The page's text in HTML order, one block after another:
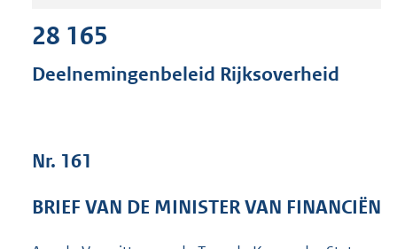
d
s
e
28 165
Deelnemingenbeleid Rijksoverheid
Nr. 161
BRIEF VAN DE MINISTER VAN FINANCIËN